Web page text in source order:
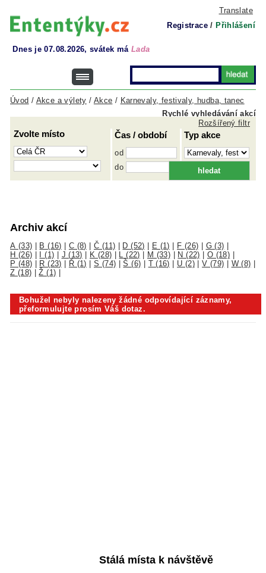
Translate
Registrace / Přihlášení
Dnes je 07.08.2026, svátek má Lada
Rychlé vyhledávání akcí
Úvod / Akce a výlety / Akce / Karnevaly, festivaly, hudba, tanec
Zvolte místo Čas / období
od
do
Typ akce
Rozšířený filtr
Archiv akcí
A (33) B (16) C (8) |Č (11) D (52) E (1) F (26) G (3)
H (26)
I (1) J (13) K (28) L (22) M (33) N (22) O (18)
P (48)
R (23) Ř (1) |S (74) |Š (6) T (16) U (2)|V (79) W (8)
Z (18) |Ž (1)
Bohužel nebyly nalezeny žádné odpovídající záznamy,
přeformulujte prosím Váš dotaz.
Stálá místa k návštěvě